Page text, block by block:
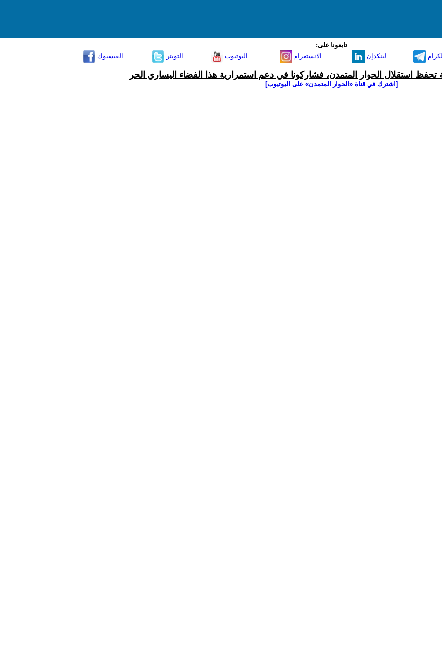
تابعونا على:
الفيسبوك
التويتر اليوتيوب الانستغرام لينكدإن
تحفظ استقلال الحوار المتمدن، فشاركونا في دعم استمرارية هذا الفضاء اليساري الحر
[اشترك في قناة ‫«الحوار المتمدن» على اليوتيوب]